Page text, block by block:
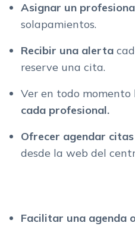
Asignar un
solapamientos.
Recibir una alerta
reserve una cita.
Ver en todo momento
cada profesional.
Ofrecer agendar
desde la web del
Facilitar una agenda